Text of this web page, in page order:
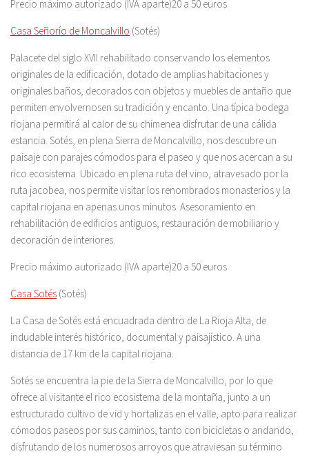
Precio máximo autorizado (IVA aparte)20 a 50 euros
Casa Señorío de Moncalvillo (Sotés)
Palacete del siglo XVII rehabilitado conservando los elementos
originales de la edificación, dotado de amplias habitaciones y
originales baños, decorados con objetos y muebles de antaño que
permiten envolvernosen su tradición y encanto. Una típica bodega
riojana permitirá al calor de su chimenea disfrutar de una cálida
estancia. Sotés, en plena Sierra de Moncalvillo, nos descubre un
paisaje con parajes cómodos para el paseo y que nos acercan a su
rico ecosistema. Ubicado en plena ruta del vino, atravesado por la
ruta jacobea, nos permite visitar los renombrados monasterios y la
capital riojana en apenas unos minutos. Asesoramiento en
rehabilitación de edificios antiguos, restauración de mobiliario y
decoración de interiores.
Precio máximo autorizado (IVA aparte)20 a 50 euros
Casa Sotés (Sotés)
La Casa de Sotés está encuadrada dentro de La Rioja Alta, de
indudable interés histórico, documental y paisajístico. A una
distancia de 17 km de la capital riojana.
Sotés se encuentra la pie de la Sierra de Moncalvillo, por lo que
ofrece al visitante el rico ecosistema de la montaña, junto a un
estructurado cultivo de vid y hortalizas en el valle, apto para realizar
cómodos paseos por sus caminos, tanto con bicicletas o andando,
disfrutando de los numerosos arroyos que atraviesan su término